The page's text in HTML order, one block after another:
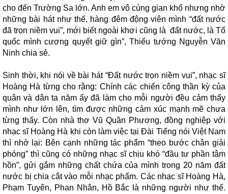
cho đến Trường Sa lớn. Anh em vô cùng gian khổ nhưng nhờ
những bài hát như thế, hàng đêm động viên mình “đất nước
đã trọn niềm vui”, mới biết ngoài khơi cũng là đất nước, là Tổ
quốc mình cương quyết giữ gìn”, Thiếu tướng Nguyễn Văn
Ninh chia sẻ.
Sinh thời, khi nói về bài hát “Đất nước trọn niềm vui”, nhạc sĩ
Hoàng Hà từng cho rằng: Chính các chiến công thần kỳ của
quân và dân ta năm ấy đã làm cho mỗi người đều cảm thấy
mình như lớn lên, tìm được những cảm xúc mạnh mẽ chưa
từng thấy. Còn nhà thơ Vũ Quần Phương, đồng nghiệp với
nhạc sĩ Hoàng Hà khi còn làm việc tại Đài Tiếng nói Việt Nam
thì nhớ lại: Bên cạnh những tác phẩm “theo bước chân giải
phóng” thì cũng có những nhạc sĩ chịu khó “đầu tư phần tâm
hồn”, gửi gắm những chất chứa của mình trong 20 năm đất
nước bị chia cắt vào mỗi nhạc phẩm. Các nhạc sĩ Hoàng Hà,
Phạm Tuyên, Phan Nhân, Hồ Bắc là những người như thế.